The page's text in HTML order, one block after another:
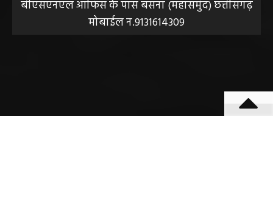
संपादक हेमंत वैष्णव